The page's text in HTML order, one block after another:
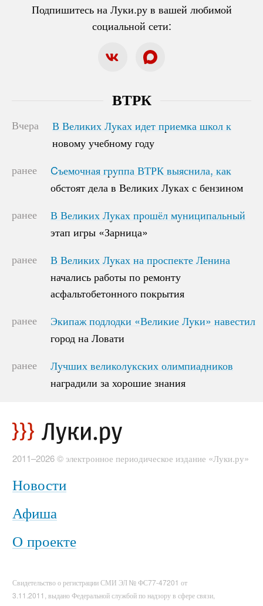
Подпишитесь на Луки.ру в вашей любимой
социальной сети:
ВТРК
Вчера
В Великих Луках идет приемка школ к
новому учебному году
В Великих Луках идет приемка школ к
новому учебному году
ранее
Cъемочная группа ВТРК выяснила, как
обстоят дела в Великих Луках с бензином
Cъемочная группа ВТРК выяснила, как
обстоят дела в Великих Луках с бензином
ранее
В Великих Луках прошёл муниципальный
этап игры «Зарница»
В Великих Луках прошёл муниципальный
этап игры «Зарница»
ранее
В Великих Луках на проспекте Ленина
начались работы по ремонту
асфальтобетонного покрытия
В Великих Луках на проспекте Ленина
начались работы по ремонту
асфальтобетонного покрытия
ранее
Экипаж подлодки «Великие Луки» навестил
город на Ловати
Экипаж подлодки «Великие Луки» навестил
город на Ловати
ранее
Лучших великолукских олимпиадников
наградили за хорошие знания
Лучших великолукских олимпиадников
наградили за хорошие знания
2011–2026 © электронное периодическое издание «Луки.ру»
Новости
Афиша
О проекте
Свидетельство о регистрации СМИ ЭЛ № ФС77-47201 от
3.11.2011, выдано Федеральной службой по надзору в сфере связи,